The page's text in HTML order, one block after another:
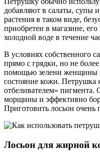
добавляют в салаты, супы
растения в таком виде,
приобретен в магазине,
холодной воде в течение
В условиях собственного
прямо с грядки, но не
помощью зелени женщины
состояние кожи. Петрушка
отбеливателем» пигмента.
морщины и эффективно
Приготовить лосьон очень
Лосьон для жирной